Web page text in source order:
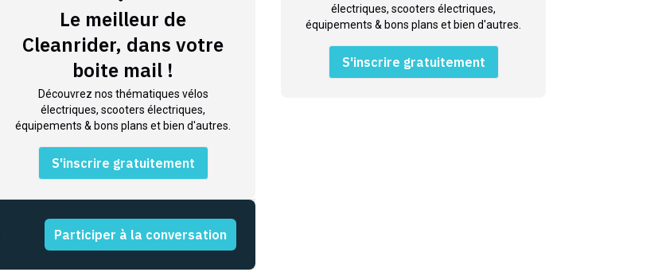
Le meilleur de
Cleanrider, dans votre
boite mail !
Découvrez nos thématiques vélos
électriques, scooters électriques,
équipements & bons plans et bien d'autres.
S'inscrire gratuitement
Participer à la conversation
électriques, scooters électriques,
équipements & bons plans et bien d'autres.
S'inscrire gratuitement